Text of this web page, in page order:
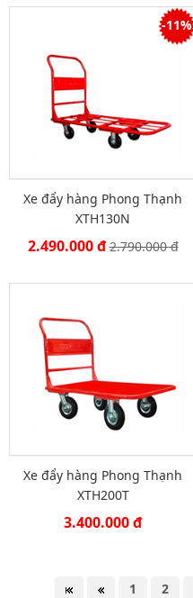
-11%
Xe đẩy hàng Phong Thạnh
XTH130N
2.490.000 đ2.790.000 đ
Xe đẩy hàng Phong Thạnh
XTH200T
3.400.000 đ
1 2